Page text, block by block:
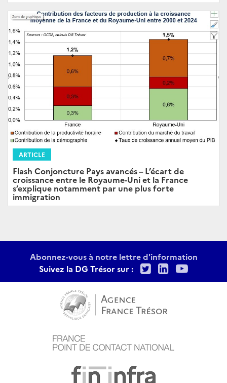
ARTICLE
Flash Conjoncture Pays avancés – L’écart de
croissance entre le Royaume-Uni et la France
s’explique notamment par une plus forte
immigration
Abonnez-vous à notre lettre d'information
Suivez la DG Trésor sur :
TwitterLinkedIn